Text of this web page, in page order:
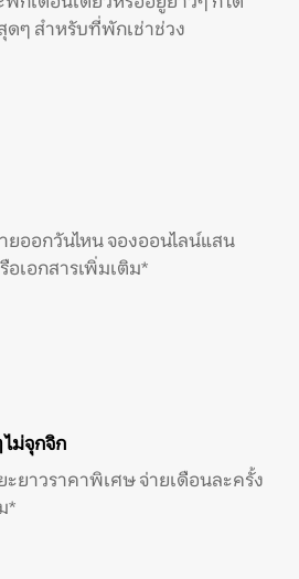
ดๆ สำหรับที่พักเช่าช่วง
ยออกวันไหน จองออนไลน์แสน
เอกสารเพิ่มเติม*
ม่จุกจิก
ยาวราคาพิเศษ จ่ายเดือนละครั้ง
*